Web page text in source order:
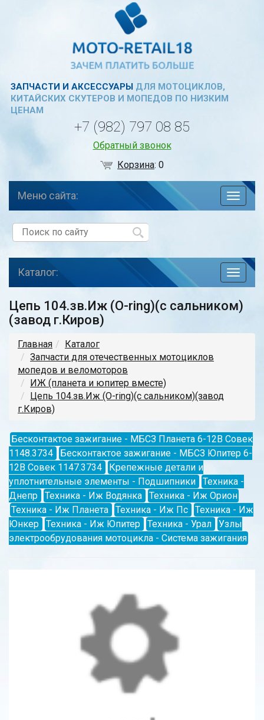
ЗАПЧАСТИ И АКСЕССУАРЫДЛЯ МОТОЦИКЛОВ,
КИТАЙСКИХ СКУТЕРОВ И МОПЕДОВ ПО НИЗКИМ
ЦЕНАМ
+7 (982) 797 08 85
Обратный звонок
Корзина:0
по
Меню сайта:
toggle
Каталог:
Цепь 104.зв.Иж (О-ring)(с сальником)
(завод г.Киров)
Главная
Каталог
Запчасти для отечественных мотоциклов
мопедов и веломоторов
ИЖ (планета и юпитер вместе)
Цепь 104.зв.Иж (О-ring)(с сальником)(завод
г.Киров)
Бесконтактое зажигание - МБСЗ Планета 6-12В Совек
1148.3734
Бесконтактое зажигание - МБСЗ Юпитер 6-
12В Совек 1147.3734
Крепежные детали и
уплотнительные элементы - Подшипники
Техника -
Днепр
Техника - Иж Водянка
Техника - Иж Орион
Техника - Иж Планета
Техника - Иж Пс
Техника - Иж
Юнкер
Техника - Иж Юпитер Техника - Урал
Узлы
электрообрудования мотоцикла - Система зажигания